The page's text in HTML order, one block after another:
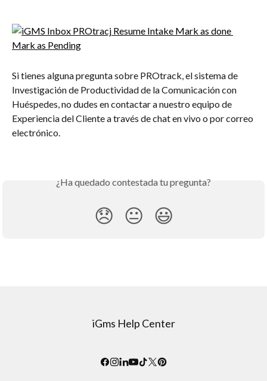
Si tienes alguna pregunta sobre PROtrack, el sistema de
Investigación de Productividad de la Comunicación con
Huéspedes, no dudes en contactar a nuestro equipo de
Experiencia del Cliente a través de chat en vivo o por correo
electrónico.
¿Ha quedado contestada tu pregunta?
😞 😐 😃
iGms Help Center